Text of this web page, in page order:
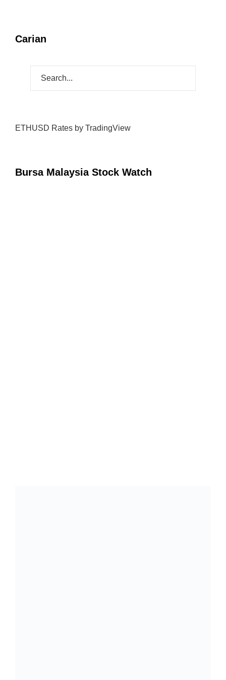
Carian
ETHUSD Rates by TradingView
Bursa Malaysia Stock Watch